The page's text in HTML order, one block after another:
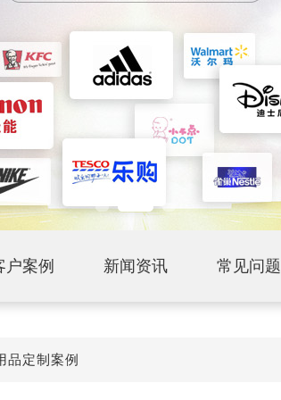
户案例 新闻资讯 常见问题
品定制案例